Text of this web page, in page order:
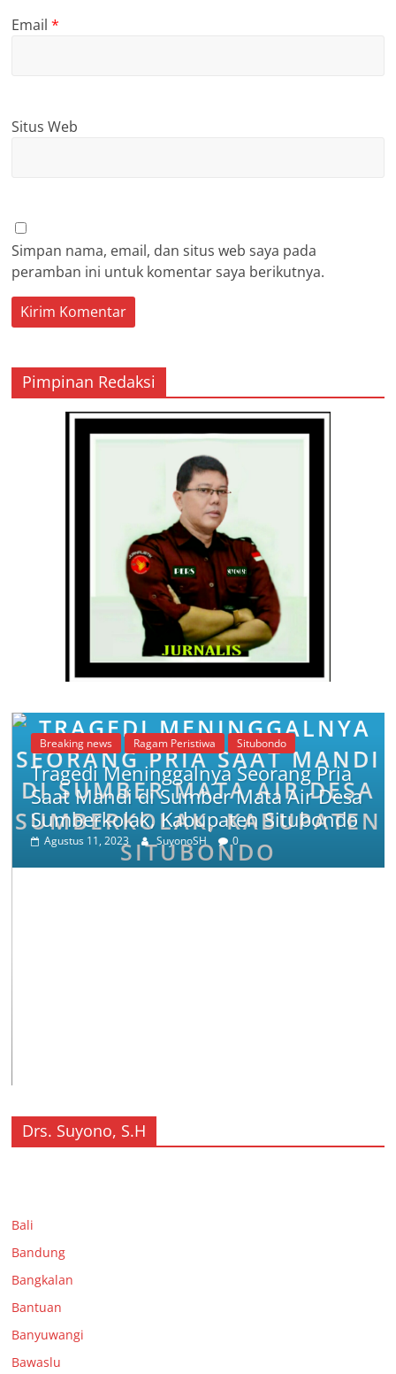
Email*
Situs Web
Simpan nama, email, dan situs web saya pada
peramban ini untuk komentar saya berikutnya.
Pimpinan Redaksi
Breaking news Ragam Peristiwa Situbondo
Tragedi Meninggalnya Seorang Pria
Saat Mandi di Sumber Mata Air Desa
Sumberkolak, Kabupaten Situbondo
Agustus 11, 2023 SuyonoSH 0
Drs. Suyono, S.H
Bali
Bandung
Bangkalan
Bantuan
Banyuwangi
Bawaslu